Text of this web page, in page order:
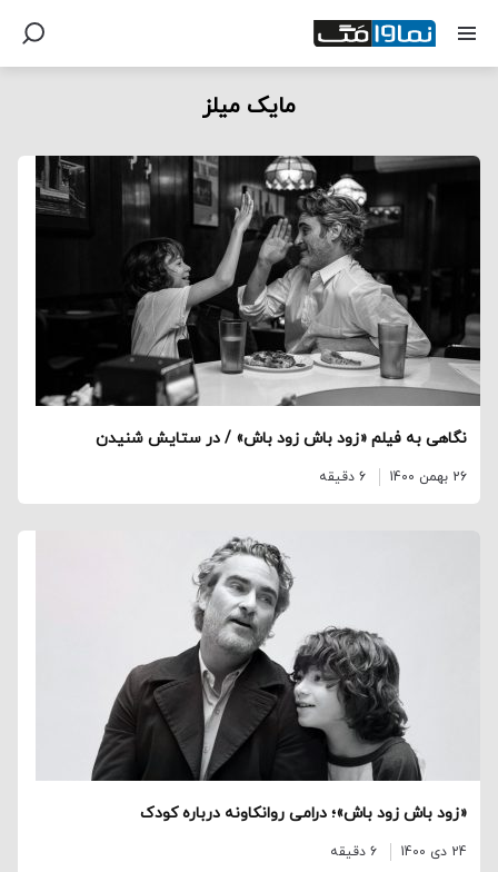
مایک میلز
نگاهی به فیلم «زود باش زود باش» / در ستایش شنیدن
26 بهمن 1400 6 دقیقه
«زود باش زود باش»؛ درامی روانکاونه درباره کودک
24 دی 1400 6 دقیقه